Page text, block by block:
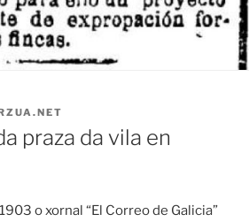
praza da vila en
o xornal “El Correo de Galicia”